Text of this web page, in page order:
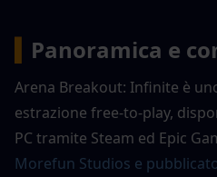
Panoramica e
Arena Breakout: Infinite è
estrazione free-to-play,
PC tramite Steam ed Epic
Morefun Studios e